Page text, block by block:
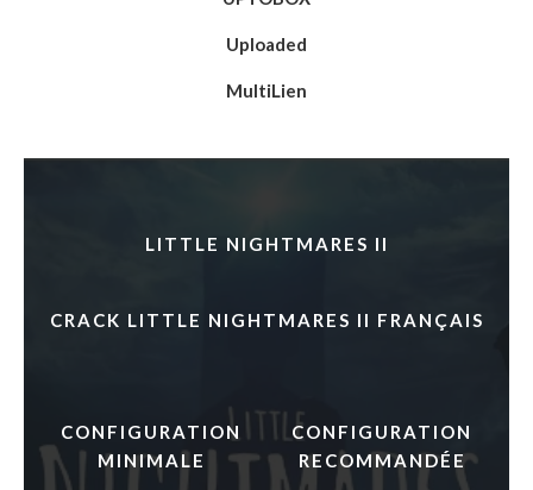
Uploaded
MultiLien
LITTLE NIGHTMARES II
CRACK LITTLE NIGHTMARES II FRANÇAIS
CONFIGURATION
MINIMALE
CONFIGURATION
RECOMMANDÉE